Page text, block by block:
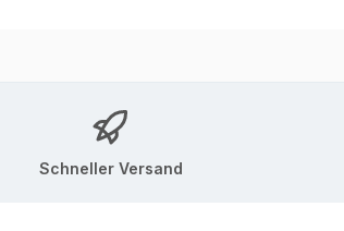
Schneller Versand